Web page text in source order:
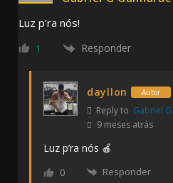
Luz p’ra nós!
1 Responder
dayllon Autor
Reply to Gabriel
9 meses atrás
Luz p’ra nós 🍎
0 Responder